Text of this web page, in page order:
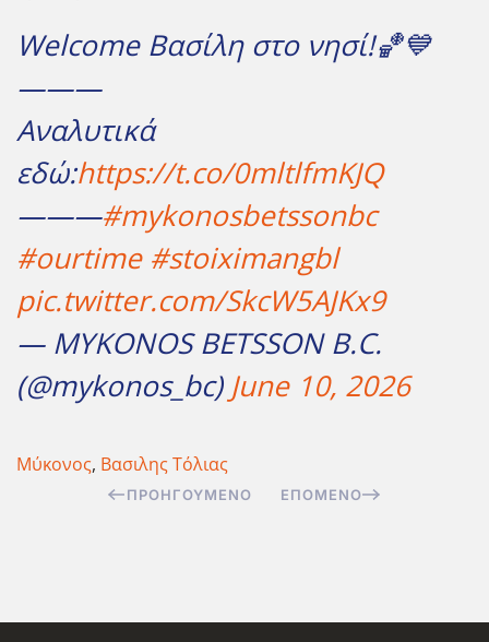
Welcome Βασίλη στο νησί!🏀💙
———
Αναλυτικά
εδώ:https://t.co/0mltlfmKJQ
———#mykonosbetssonbc
#ourtime #stoiximangbl
pic.twitter.com/SkcW5AJKx9
— MYKONOS BETSSON B.C.
(@mykonos_bc) June 10, 2026
Μύκονος, Βασιλης Τόλιας
ΠΡΟΗΓΟΎΜΕΝΟ ΕΠΌΜΕΝΟ